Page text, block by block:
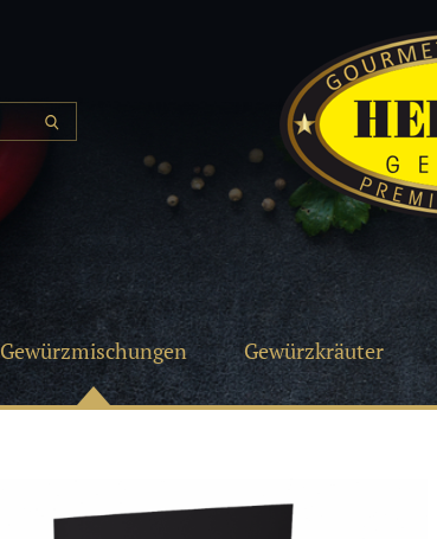
Gewürzmischungen Gewürzkräuter